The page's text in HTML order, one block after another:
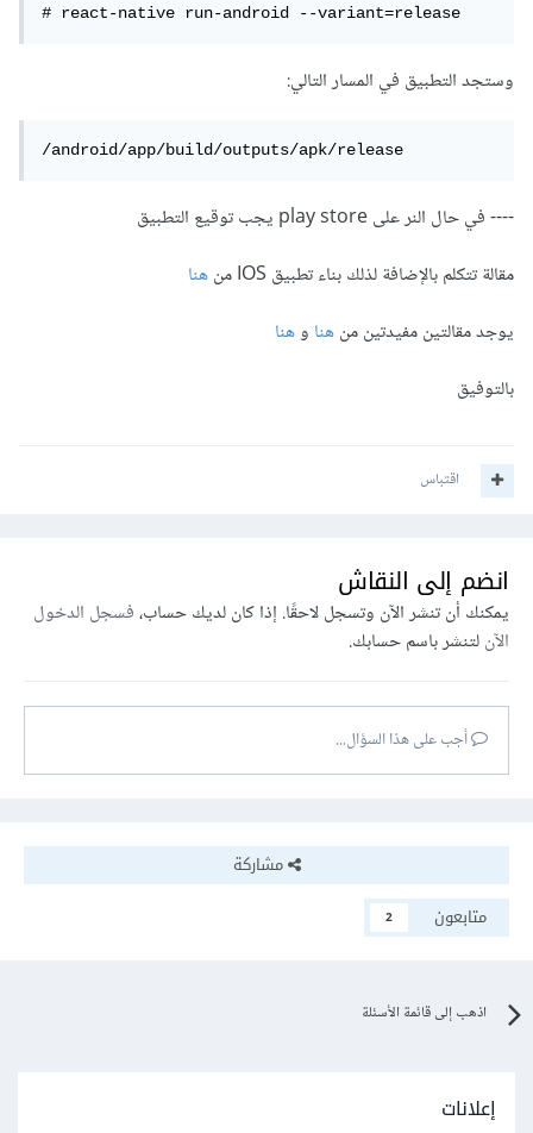
وستجد التطبيق في المسار التالي:
/android/app/build/outputs/apk/release
---- في حال النر على play store يجب توقيع التطبيق
مقالة تتكلم بالإضافة لذلك بناء تطبيق IOS من
هنا
يوجد مقالتين مفيدتين منهناوهنا
بالتوفيق
اقتباس
انضم إلى النقاش
يمكنك أن تنشر الآن وتسجل لاحقًا. إذا كان لديك حساب،فسجل الدخول
الآنلتنشر باسم حسابك.
أجب على هذا السؤال...
مشاركة
متابعون
2
اذهب إلى قائمة الأسئلة
إعلانات